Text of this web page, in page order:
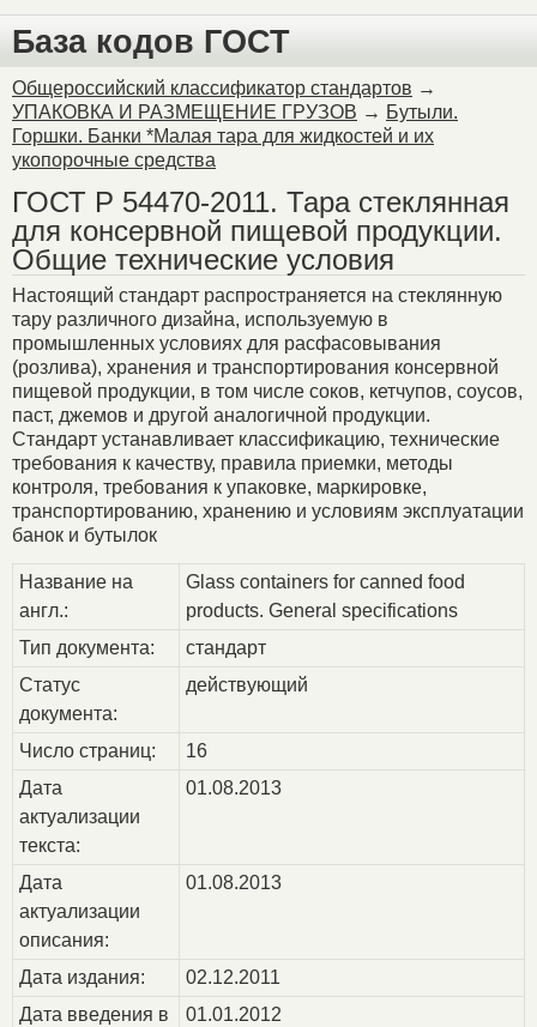
База кодов ГОСТ
Общероссийский классификатор стандартов →
УПАКОВКА И РАЗМЕЩЕНИЕ ГРУЗОВ → Бутыли.
Горшки. Банки *Малая тара для жидкостей и их
укопорочные средства
ГОСТ Р 54470-2011. Тара стеклянная
для консервной пищевой продукции.
Общие технические условия
Настоящий стандарт распространяется на стеклянную
тару различного дизайна, используемую в
промышленных условиях для расфасовывания
(розлива), хранения и транспортирования консервной
пищевой продукции, в том числе соков, кетчупов, соусов,
паст, джемов и другой аналогичной продукции.
Стандарт устанавливает классификацию, технические
требования к качеству, правила приемки, методы
контроля, требования к упаковке, маркировке,
транспортированию, хранению и условиям эксплуатации
банок и бутылок
Название на
англ.:
Glass containers for cannеd food
products. General specifications
Тип документа:
стандарт
Статус
документа:
действующий
Число страниц:
16
Дата
актуализации
текста:
01.08.2013
Дата
актуализации
описания:
01.08.2013
Дата издания:
02.12.2011
Дата введения в
01.01.2012